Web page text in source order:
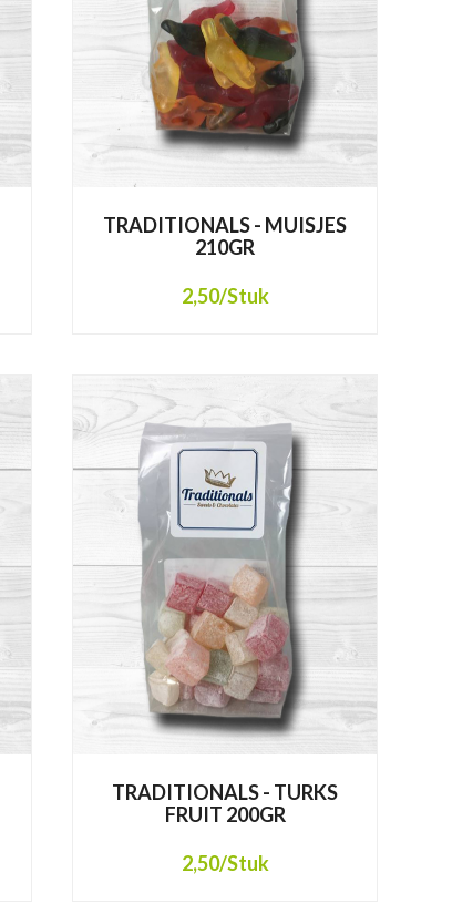
TRADITIONALS - MUISJES
210GR
2,50/Stuk
TRADITIONALS - TURKS
FRUIT 200GR
2,50/Stuk